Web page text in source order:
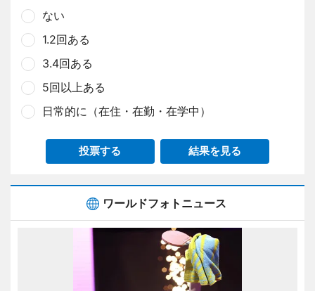
ない
1.2回ある
3.4回ある
5回以上ある
日常的に（在住・在勤・在学中）
投票する 結果を見る
ワールドフォトニュース